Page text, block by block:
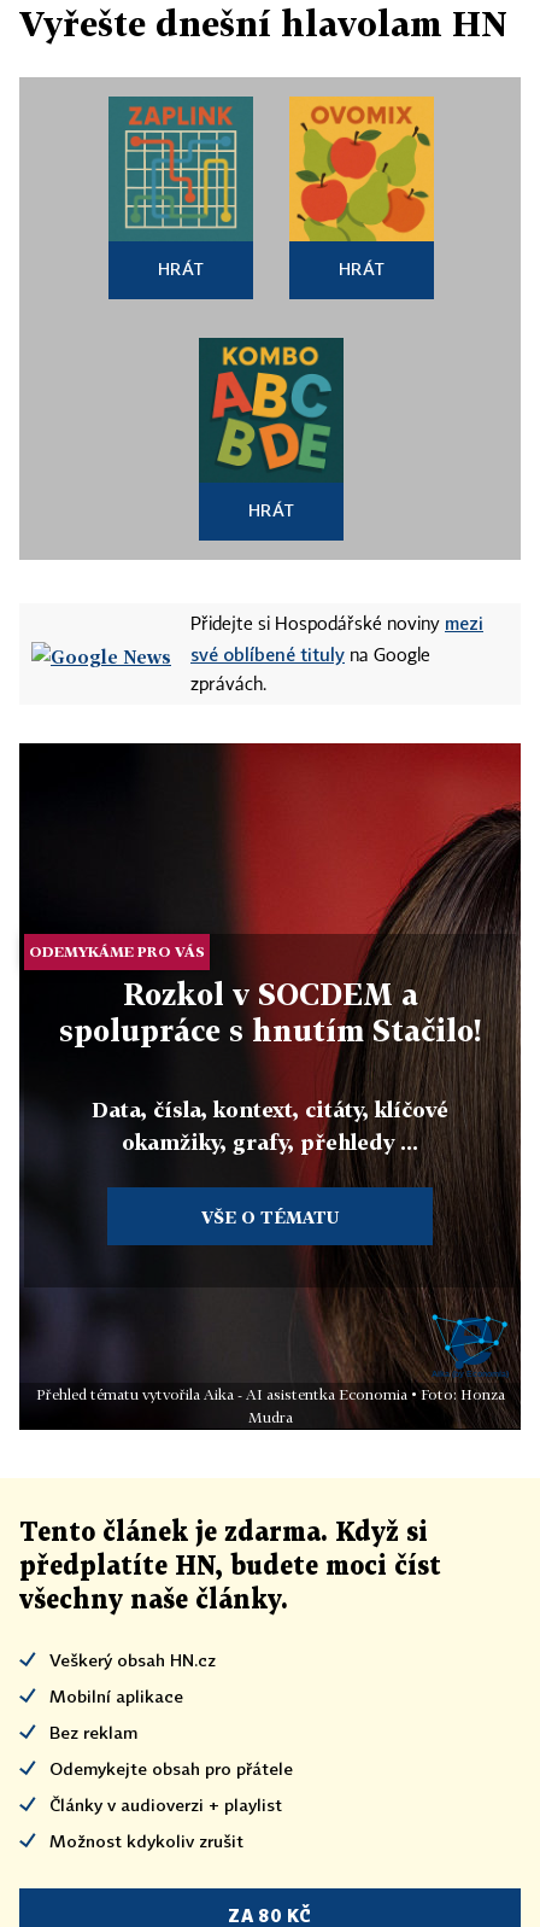
Vyřešte dnešní hlavolam HN
HRÁT HRÁT
HRÁT
Přidejte si Hospodářské noviny mezi
své oblíbené tituly na Google
zprávách.
ODEMYKÁME PRO VÁS
Rozkol v SOCDEM a
spolupráce s hnutím Stačilo!
Data, čísla, kontext, citáty, klíčové
okamžiky, grafy, přehledy ...
VŠE O TÉMATU
Přehled tématu vytvořila Aika - AI asistentka Economia • Foto: Honza
Mudra
Tento článek je zdarma. Když si
předplatíte HN, budete moci číst
všechny naše články.
Veškerý obsah HN.cz
Mobilní aplikace
Bez reklam
Odemykejte obsah pro přátele
Články v audioverzi + playlist
Možnost kdykoliv zrušit
ZA 80 KČ